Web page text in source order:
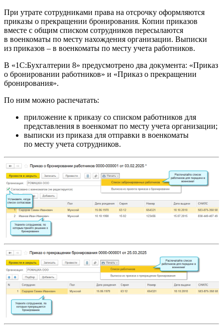
При утрате сотрудниками права на отсрочку оформляются
приказы о прекращении бронирования. Копии приказов
вместе с общим списком сотрудников пересылаются
в военкоматы по месту нахождения организации. Выписки
из приказов – в военкоматы по месту учета работников.
В «1С:Бухгалтерии 8» предусмотрено два документа: «Приказ
о бронировании работников» и «Приказ о прекращении
бронирования».
По ним можно распечатать:
приложение к приказу со списком работников для
представления в военкомат по месту учета организации;
выписки из приказа для отправки в военкоматы
по месту учета сотрудников.